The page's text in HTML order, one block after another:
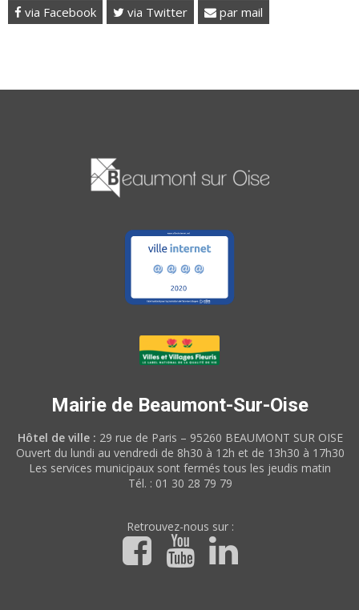
via Facebook via Twitter par mail
Mairie de Beaumont-Sur-Oise
Hôtel de ville : 29 rue de Paris – 95260 BEAUMONT SUR OISE
Ouvert du lundi au vendredi de 8h30 à 12h et de 13h30 à 17h30
Les services municipaux sont fermés tous les jeudis matin
Tél. : 01 30 28 79 79
Retrouvez-nous sur :